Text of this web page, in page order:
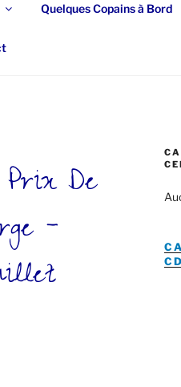
Quelques Copains à Bord
De
–